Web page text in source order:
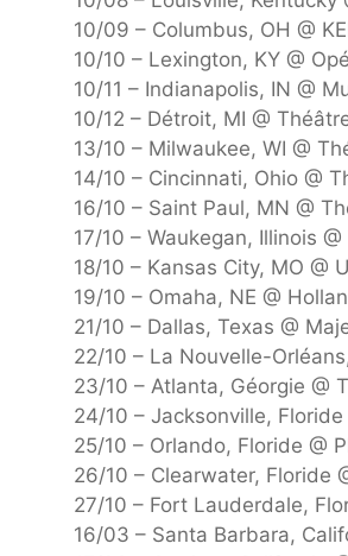
10/09 – Columbus, OH @
10/10 – Lexington, KY @
10/11 – Indianapolis, IN @
10/12 – Détroit, MI @
13/10 – Milwaukee, WI @
14/10 – Cincinnati, Ohio @
16/10 – Saint Paul, MN @
17/10 – Waukegan, Illinois
18/10 – Kansas City, MO @
19/10 – Omaha, NE @
21/10 – Dallas, Texas @
22/10 – La Nouvelle-
23/10 – Atlanta, Géorgie @
24/10 – Jacksonville,
25/10 – Orlando, Floride @
26/10 – Clearwater, Floride
27/10 – Fort Lauderdale,
16/03 – Santa Barbara,